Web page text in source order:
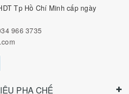
Tp Hồ Chí Minh cấp ngày
966 3735
PHA CHẾ